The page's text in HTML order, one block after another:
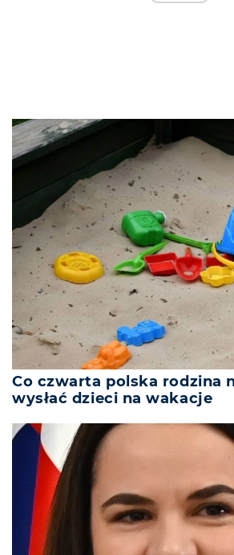
Co czwarta polska rodzina
wysłać dzieci na wakacje